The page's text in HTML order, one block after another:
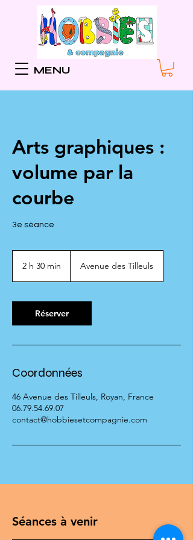
MENU
Arts graphiques :
volume par la
courbe
3e séance
2 h 30 min
0
m
Avenue des Tilleuls
Réserver
Coordonnées
46 Avenue des Tilleuls, Royan, France
06.79.54.69.07
contact@hobbiesetcompagnie.com
Séances à venir